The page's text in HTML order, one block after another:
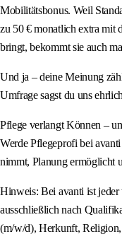
Mobilitätsbonus. Weil
zu 50 € monatlich extra mit
bringt, bekommt sie auch
Und ja – deine Meinung
Umfrage sagst du uns
Pflege verlangt Können –
Werde Pflegeprofi bei
nimmt, Planung ermöglicht
Hinweis: Bei avanti ist
ausschließlich nach
(m/w/d), Herkunft,